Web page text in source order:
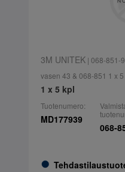
3M UNITEK| 068-851-
vasen 43 & 068-851 1 x
1 x 5 kpl
Tuotenumero:
MD177939
068-